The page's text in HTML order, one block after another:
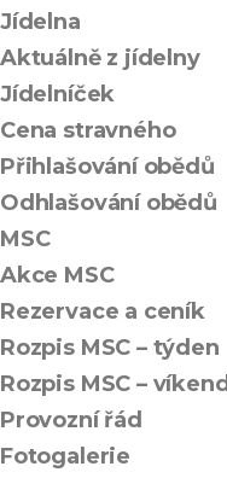
Jídelna
Aktuálně z jídelny
Jídelníček
Cena stravného
Přihlašování obědů
Odhlašování obědů
MSC
Akce MSC
Rezervace a ceník
Rozpis MSC – týden
Rozpis MSC – víkend
Provozní řád
Fotogalerie